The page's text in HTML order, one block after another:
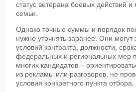
статус ветерана боевых действий
семьи.
Однако точные суммы и порядок
нужно уточнять заранее. Они могут
условий контракта, должности,
федеральных и региональных мер
многих кандидатов –
из рекламы или разговоров, не
условия конкретного пункта отбора.